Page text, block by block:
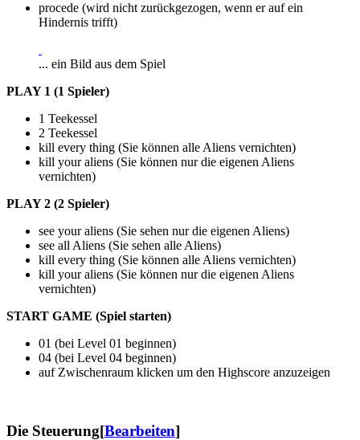
procede (wird nicht zurückgezogen, wenn er auf ein
Hindernis trifft)
... ein Bild aus dem Spiel
PLAY 1 (1 Spieler)
1 Teekessel
2 Teekessel
kill every thing (Sie können alle Aliens vernichten)
kill your aliens (Sie können nur die eigenen Aliens
vernichten)
PLAY 2 (2 Spieler)
see your aliens (Sie sehen nur die eigenen Aliens)
see all Aliens (Sie sehen alle Aliens)
kill every thing (Sie können alle Aliens vernichten)
kill your aliens (Sie können nur die eigenen Aliens
vernichten)
START GAME (Spiel starten)
01 (bei Level 01 beginnen)
04 (bei Level 04 beginnen)
auf Zwischenraum klicken um den Highscore anzuzeigen
Die Steuerung[Bearbeiten]